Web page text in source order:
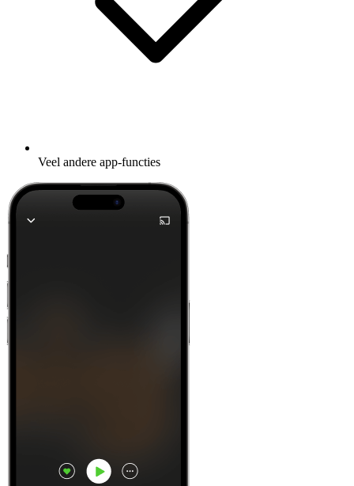
Veel andere app-functies